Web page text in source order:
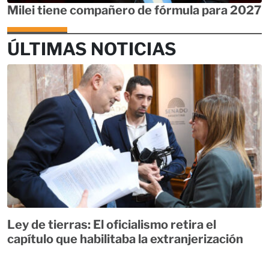
Milei tiene compañero de fórmula para 2027
ÚLTIMAS NOTICIAS
Ley de tierras: El oficialismo retira el
capítulo que habilitaba la extranjerización